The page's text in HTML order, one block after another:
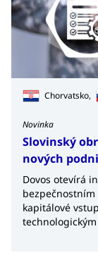
Chorvatsko,
Novinka
Slovinský
nových
Dovos otevírá
kapitálové